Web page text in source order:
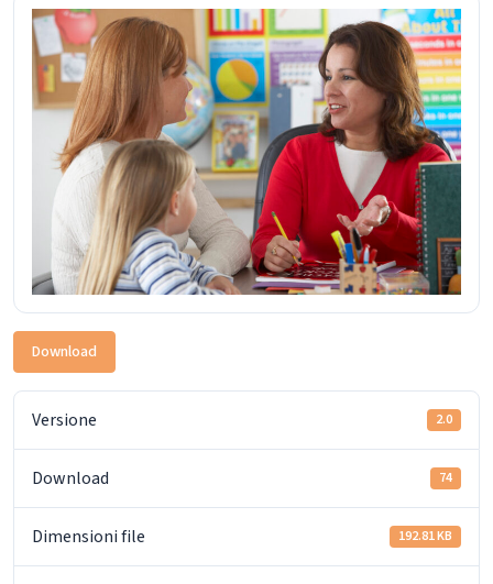
Download
Versione 2.0
Download 74
Dimensioni file 192.81 KB